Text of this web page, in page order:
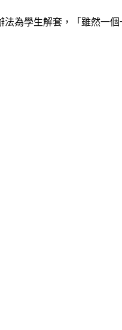
為學生解套，「雖然一